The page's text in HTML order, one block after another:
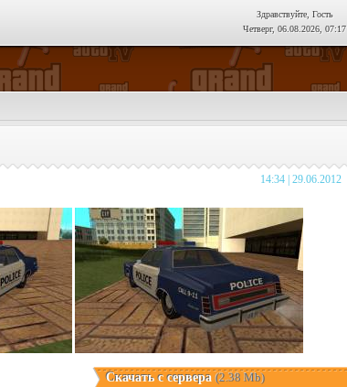
Здравствуйте, Гость
Четверг, 06.08.2026, 07:17
14:34 | 29.06.2012
Скачать с сервера(2.38 Mb)